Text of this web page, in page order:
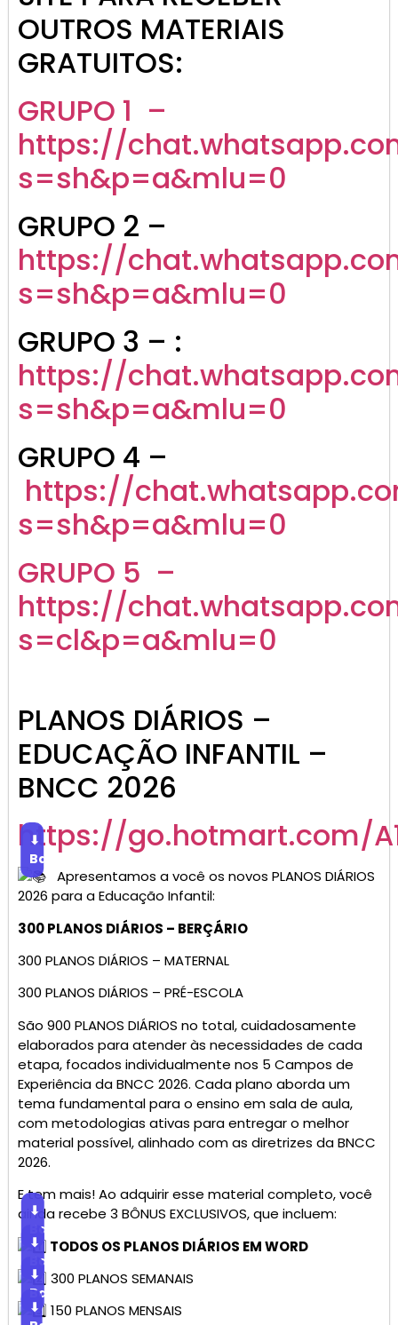
OUTROS MATERIAIS
GRATUITOS:
GRUPO 1 –
https://
s=sh&p=a&mlu=0
GRUPO 2 –
https://
s=sh&p=a&mlu=0
GRUPO 3 – :
https://
s=sh&p=a&mlu=0
GRUPO 4 –
https://
s=sh&p=a&mlu=0
GRUPO 5 –
https://
s=cl&p=a&mlu=0
PLANOS DIÁRIOS –
EDUCAÇÃO INFANTIL –
BNCC 2026
https://go.hotmart.com/
⬇
Baixar
Apresentamos a você os novos PLANOS DIÁRIOS
2026 para a Educação Infantil:
300 PLANOS DIÁRIOS – BERÇÁRIO
300 PLANOS DIÁRIOS – MATERNAL
300 PLANOS DIÁRIOS – PRÉ-ESCOLA
São 900 PLANOS DIÁRIOS no total, cuidadosamente
elaborados para atender às necessidades de cada
etapa, focados individualmente nos 5 Campos de
Experiência da BNCC 2026. Cada plano aborda um
tema fundamental para o ensino em sala de aula,
com metodologias ativas para entregar o melhor
material possível, alinhado com as diretrizes da BNCC
2026.
E tem mais! Ao adquirir esse material completo, você
ainda recebe 3 BÔNUS EXCLUSIVOS, que incluem:
⬇
Baixar
TODOS OS PLANOS DIÁRIOS EM WORD
⬇
Baixar
300 PLANOS SEMANAIS
⬇
Baixar
150 PLANOS MENSAIS
⬇